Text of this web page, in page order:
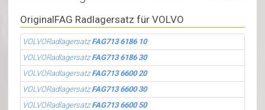
OriginalFAG Radlagersatz für VOLVO
VOLVORadlagersatzFAG713 6186 10
VOLVORadlagersatzFAG713 6186 30
VOLVORadlagersatzFAG713 6600 20
VOLVORadlagersatzFAG713 6600 30
VOLVORadlagersatzFAG713 6600 50